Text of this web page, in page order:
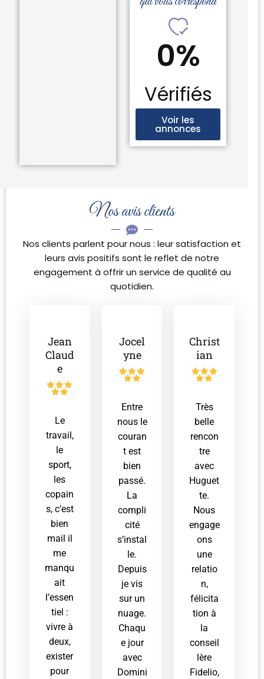
Vérifiés
0%
Voir les
annonces
Nos avis clients
Nos clients parlent pour nous : leur satisfaction et
leurs avis positifs sont le reflet de notre
engagement à offrir un service de qualité au
quotidien.
Jean
Claud
e
Le
travail,
le
sport,
les
copain
s, c’est
bien
mail il
me
manqu
ait
l’essen
tiel :
vivre à
deux,
exister
pour
Jocel
yne
Entre
nous le
couran
t est
bien
passé.
La
compli
cité
s’instal
le.
Depuis
je vis
sur un
nuage.
Chaqu
e jour
avec
Domini
Christ
ian
Très
belle
rencon
tre
avec
Huguet
te.
Nous
engage
ons
une
relatio
n,
félicita
tion à
la
conseil
lère
Fidelio,